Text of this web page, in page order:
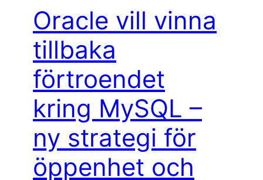
Oracle vill vinna
tillbaka
förtroendet
kring MySQL –
ny strategi för
öppenhet och